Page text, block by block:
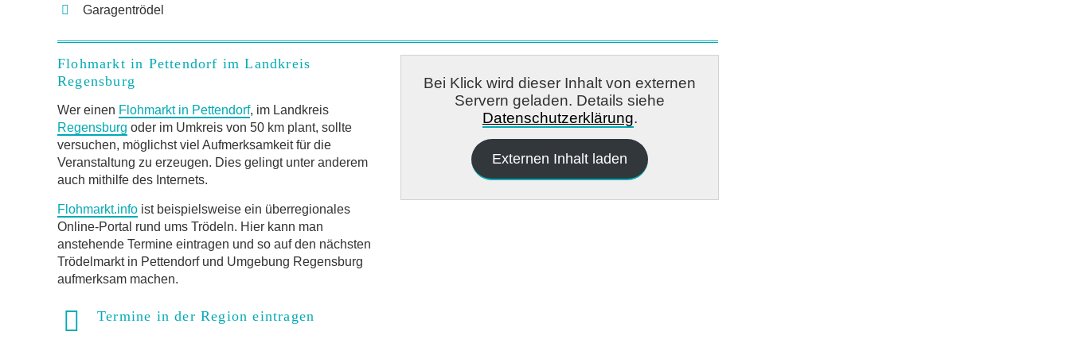
Garagentrödel
Flohmarkt in Pettendorf im Landkreis
Regensburg
Wer einen Flohmarkt in Pettendorf, im Landkreis
Regensburg oder im Umkreis von 50 km plant, sollte
versuchen, möglichst viel Aufmerksamkeit für die
Veranstaltung zu erzeugen. Dies gelingt unter anderem
auch mithilfe des Internets.
Flohmarkt.info ist beispielsweise ein überregionales
Online-Portal rund ums Trödeln. Hier kann man
anstehende Termine eintragen und so auf den nächsten
Trödelmarkt in Pettendorf und Umgebung Regensburg
aufmerksam machen.
Bei Klick wird dieser Inhalt von externen
Servern geladen. Details siehe
Datenschutzerklärung.
Externen Inhalt laden
Termine in der Region eintragen